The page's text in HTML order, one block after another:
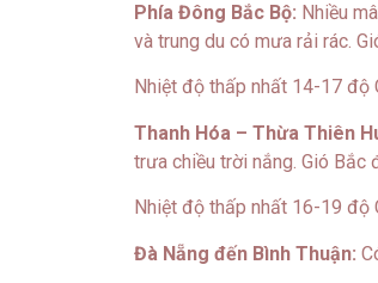
Phía Đông Bắc Bộ: Nhiều
và trung du có mưa rải rác.
Nhiệt độ thấp nhất 14-17 độ
Thanh Hóa – Thừa Thiên
trưa chiều trời nắng. Gió Bắc
Nhiệt độ thấp nhất 16-19 độ
Đà Nẵng đến Bình Thuận: